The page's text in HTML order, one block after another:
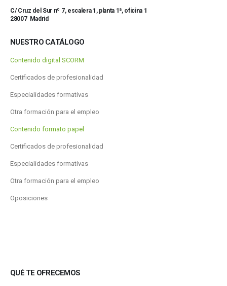
C/ Cruz del Sur nº 7, escalera 1, planta 1ª, oficina 1
28007 Madrid
NUESTRO CATÁLOGO
Contenido digital SCORM
Certificados de profesionalidad
Especialidades formativas
Otra formación para el empleo
Contenido formato papel
Certificados de profesionalidad
Especialidades formativas
Otra formación para el empleo
Oposiciones
QUÉ TE OFRECEMOS